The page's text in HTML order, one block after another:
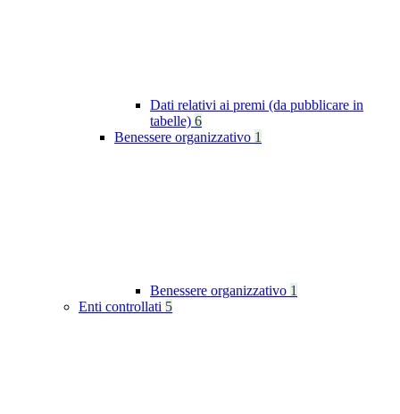
Dati relativi ai premi (da pubblicare in
tabelle) 6
Benessere organizzativo 1
Benessere organizzativo 1
Enti controllati 5